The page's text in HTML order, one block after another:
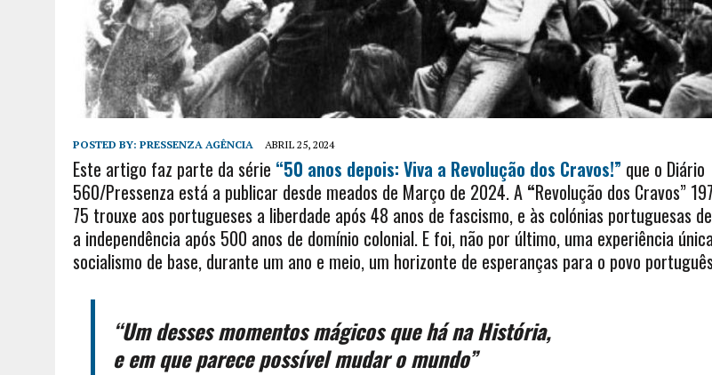
POSTED BY: PRESSENZA AGÊNCIA ABRIL 25, 2024
Este artigo faz parte da série “50 anos depois: Viva a Revolução dos Cravos!” que o Diário
560/Pressenza está a publicar desde meados de Março de 2024. A “Revolução dos Cravos”
75 trouxe aos portugueses a liberdade após 48 anos de fascismo, e às colónias portuguesas
a independência após 500 anos de domínio colonial. E foi, não por último, uma experiência
socialismo de base, durante um ano e meio, um horizonte de esperanças para o povo
“Um desses momentos mágicos que há na História,
e em que parece possível mudar o mundo”